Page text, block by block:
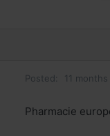
Posted: 11
Pharmacie